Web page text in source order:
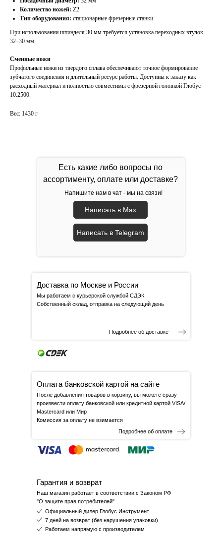
Количество ножей: Z2
Тип оборудования: стационарные фрезерные станки
При использовании шпинделя 30 мм требуется установка переходных втулок
32–30 мм.
Сменные ножи
Профильные ножи из твердого сплава обеспечивают точное формирование
зубчатого соединения и длительный ресурс работы. Доступны к заказу как
расходный материал и полностью совместимы с фрезерной головкой Глобус
10.2500.
Вес: 1430 г
Есть какие либо вопросы по
ассортименту, оплате или доставке?
Напишите нам в чат - мы на связи!
Написать в Max
Написать в Telegram
Доставка по Москве и России
Мы работаем с курьерской службой СДЭК
Собственный склад, отправка на следующий день
Подробнее об доставке
Оплата банковской картой на сайте
После добавления товаров в корзину, вы можете сразу
произвести оплату банковской или кредитной картой VISA/
Mastercard или Мир
Комиссия за оплату не взимается
Подробнее об оплате
Гарантия и возврат
Наш магазин работает в соответствии с Законом РФ
"О защите прав потребителей"
Официальный дилер Глобус Инструмент
7 дней на возврат (без нарушения упаковки)
Работаем напрямую с производителем